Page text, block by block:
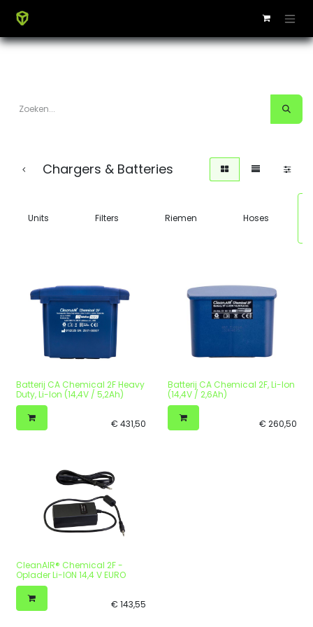
Chargers & Batteries
Units Filters Riemen Hoses
Batterij CA Chemical 2F Heavy
Duty, Li-Ion (14,4V / 5,2Ah)
€ 431,50
Batterij CA Chemical 2F, Li-Ion
(14,4V / 2,6Ah)
€ 260,50
CleanAIR® Chemical 2F -
Oplader Li-ION 14,4 V EURO
€ 143,55